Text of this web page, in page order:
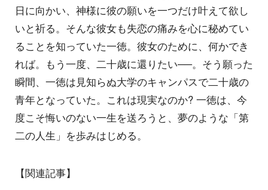
日に向かい、神様に彼の願いを一つだけ叶えて欲し
いと祈る。そんな彼女も失恋の痛みを心に秘めてい
ることを知っていた一徳。彼女のために、何かでき
れば。もう一度、二十歳に還りたい──。そう願った
瞬間、一徳は見知らぬ大学のキャンパスで二十歳の
青年となっていた。これは現実なのか? 一徳は、今
度こそ悔いのない一生を送ろうと、夢のような「第
二の人生」を歩みはじめる。
【関連記事】